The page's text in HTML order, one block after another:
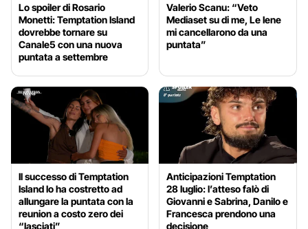
Lo spoiler di Rosario
Monetti: Temptation Island
dovrebbe tornare su
Canale5 con una nuova
puntata a settembre
Valerio Scanu: “Veto
Mediaset su di me, Le Iene
mi cancellarono da una
puntata”
Il successo di Temptation
Island lo ha costretto ad
allungare la puntata con la
reunion a costo zero dei
“lasciati”
Anticipazioni Temptation
28 luglio: l’atteso falò di
Giovanni e Sabrina, Danilo e
Francesca prendono una
decisione